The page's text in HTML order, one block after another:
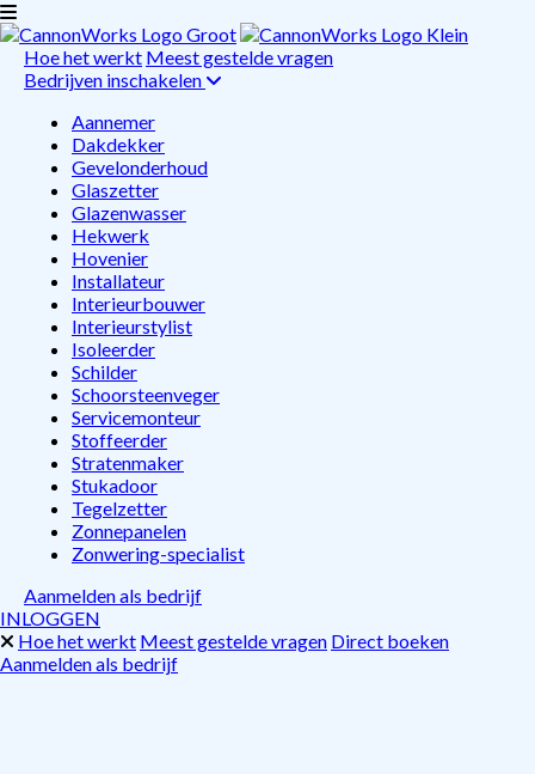
Hoe het werkt Meest gestelde vragen
Bedrijven inschakelen
Aannemer
Dakdekker
Gevelonderhoud
Glaszetter
Glazenwasser
Hekwerk
Hovenier
Installateur
Interieurbouwer
Interieurstylist
Isoleerder
Schilder
Schoorsteenveger
Servicemonteur
Stoffeerder
Stratenmaker
Stukadoor
Tegelzetter
Zonnepanelen
Zonwering-specialist
Aanmelden als bedrijf
INLOGGEN
Hoe het werkt Meest gestelde vragen Direct boeken
Aanmelden als bedrijf